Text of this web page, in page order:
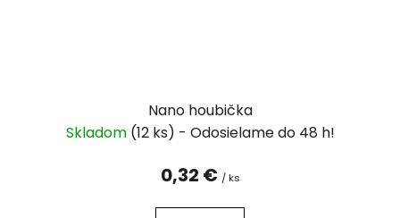
Nano houbička
Skladom (12 ks)
0,32 € / ks